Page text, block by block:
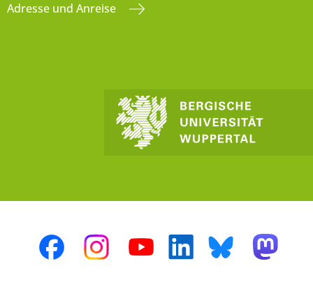
Adresse und Anreise